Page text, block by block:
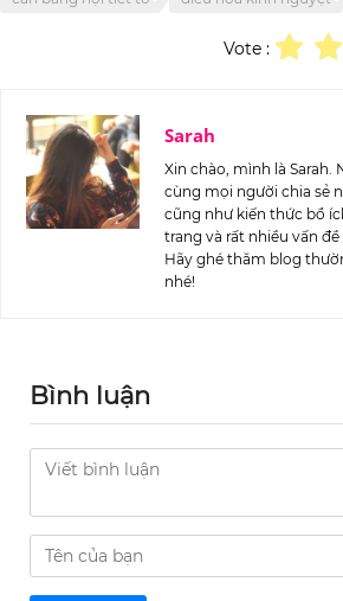
Vote :
Sarah
Xin chào, mình là Sarah.
cùng mọi người chia sẻ
cũng như kiến thức bổ
trang và rất nhiều vấn
Hãy ghé thăm blog
nhé!
Bình luận